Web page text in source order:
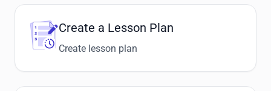
Create a Lesson Plan
Create lesson plan